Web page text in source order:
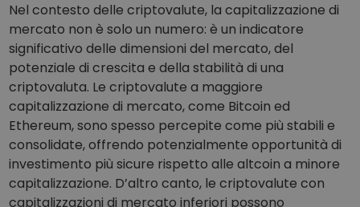
Nel contesto delle criptovalute, la capitalizzazione di
mercato non è solo un numero: è un indicatore
significativo delle dimensioni del mercato, del
potenziale di crescita e della stabilità di una
criptovaluta. Le criptovalute a maggiore
capitalizzazione di mercato, come Bitcoin ed
Ethereum, sono spesso percepite come più stabili e
consolidate, offrendo potenzialmente opportunità di
investimento più sicure rispetto alle altcoin a minore
capitalizzazione. D’altro canto, le criptovalute con
capitalizzazioni di mercato inferiori possono